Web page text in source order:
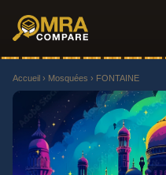
Accueil › Mosquées › FONTAINE